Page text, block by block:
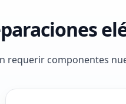
requerir componentes